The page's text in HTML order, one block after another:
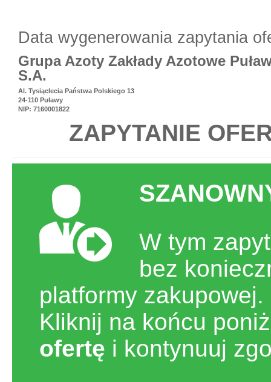
Data wygenerowania zapytania
Grupa Azoty Zakłady Azotowe
S.A.
Al. Tysiąclecia Państwa Polskiego 13
24-110 Puławy
NIP: 7160001822
ZAPYTANIE
W tym
bez
platformy zakupowej.
Kliknij na końcu
ofertę i kontynuuj